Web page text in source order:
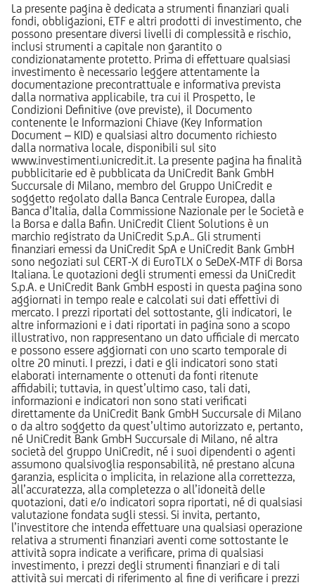
La presente pagina è dedicata a strumenti finanziari quali
fondi, obbligazioni, ETF e altri prodotti di investimento, che
possono presentare diversi livelli di complessità e rischio,
inclusi strumenti a capitale non garantito o
condizionatamente protetto. Prima di effettuare qualsiasi
investimento è necessario leggere attentamente la
documentazione precontrattuale e informativa prevista
dalla normativa applicabile, tra cui il Prospetto, le
Condizioni Definitive (ove previste), il Documento
contenente le Informazioni Chiave (Key Information
Document – KID) e qualsiasi altro documento richiesto
dalla normativa locale, disponibili sul sito
www.investimenti.unicredit.it. La presente pagina ha finalità
pubblicitarie ed è pubblicata da UniCredit Bank GmbH
Succursale di Milano, membro del Gruppo UniCredit e
soggetto regolato dalla Banca Centrale Europea, dalla
Banca d’Italia, dalla Commissione Nazionale per le Società e
la Borsa e dalla Bafin. UniCredit Client Solutions è un
marchio registrato da UniCredit S.p.A.. Gli strumenti
finanziari emessi da UniCredit SpA e UniCredit Bank GmbH
sono negoziati sul CERT-X di EuroTLX o SeDeX-MTF di Borsa
Italiana. Le quotazioni degli strumenti emessi da UniCredit
S.p.A. e UniCredit Bank GmbH esposti in questa pagina sono
aggiornati in tempo reale e calcolati sui dati effettivi di
mercato. I prezzi riportati del sottostante, gli indicatori, le
altre informazioni e i dati riportati in pagina sono a scopo
illustrativo, non rappresentano un dato ufficiale di mercato
e possono essere aggiornati con uno scarto temporale di
oltre 20 minuti. I prezzi, i dati e gli indicatori sono stati
elaborati internamente o ottenuti da fonti ritenute
affidabili; tuttavia, in quest’ultimo caso, tali dati,
informazioni e indicatori non sono stati verificati
direttamente da UniCredit Bank GmbH Succursale di Milano
o da altro soggetto da quest’ultimo autorizzato e, pertanto,
né UniCredit Bank GmbH Succursale di Milano, né altra
società del gruppo UniCredit, né i suoi dipendenti o agenti
assumono qualsivoglia responsabilità, né prestano alcuna
garanzia, esplicita o implicita, in relazione alla correttezza,
all’accuratezza, alla completezza o all’idoneità delle
quotazioni, dati e/o indicatori sopra riportati, né di qualsiasi
valutazione fondata sugli stessi. Si invita, pertanto,
l’investitore che intenda effettuare una qualsiasi operazione
relativa a strumenti finanziari aventi come sottostante le
attività sopra indicate a verificare, prima di qualsiasi
investimento, i prezzi degli strumenti finanziari e di tali
attività sui mercati di riferimento al fine di verificare i prezzi